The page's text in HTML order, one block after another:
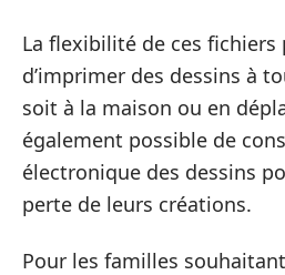
La flexibilité de ces
d’imprimer des dessins à
soit à la maison ou en
également possible de
électronique des dessins
perte de leurs créations.
Pour les familles